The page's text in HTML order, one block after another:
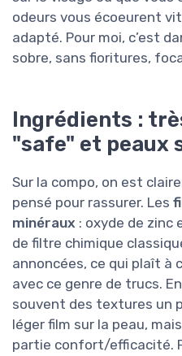
odeurs vous écoeurent
adapté. Pour moi, c’est
sobre, sans fioritures,
Ingrédients :
"safe" et peaux
Sur la compo, on est
pensé pour rassurer. Les
minéraux : oxyde de zinc
de filtre chimique
annoncées, ce qui plaît à
avec ce genre de trucs.
souvent des textures un
léger film sur la peau,
partie confort/efficacité.